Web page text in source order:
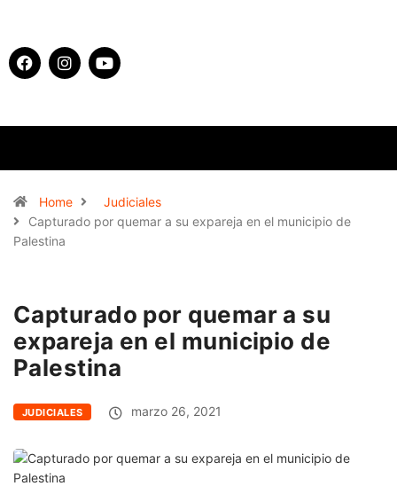
Home
Judiciales
Capturado por quemar a su expareja en el municipio de
Palestina
Capturado por quemar a su
expareja en el municipio de
Palestina
JUDICIALES marzo 26, 2021